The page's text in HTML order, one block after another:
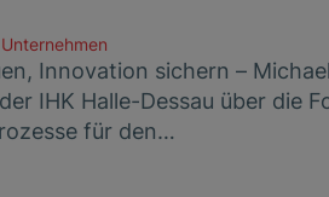
Unternehmen
Innovation sichern –
IHK Halle-Dessau über die
für den…